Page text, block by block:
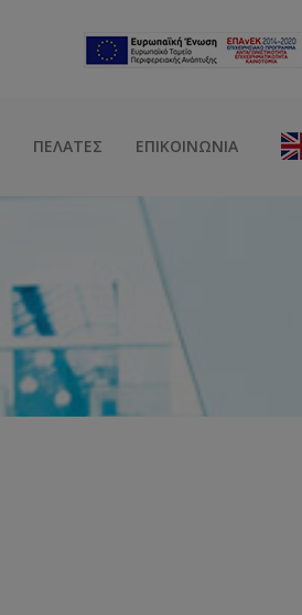
ΠΕΛΆΤΕΣ ΕΠΙΚΟΙΝΩΝΊΑ